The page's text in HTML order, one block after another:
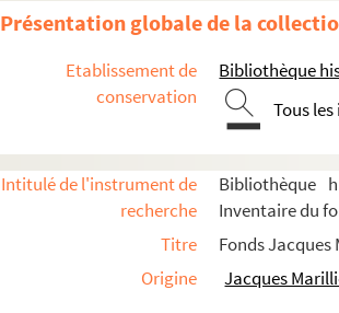
Présentation globale de la
Etablissement de
conservation
Bibliothèque
Tous
Intitulé de l'instrument de
recherche
Bibliothèque
Inventaire du
Titre
Fonds
Origine
Jacques
Scénographies pour le théâtre et l'opéra